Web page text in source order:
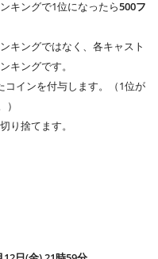
キングで1位になったら500フ
キングではなく、各キャスト
キングです。
インを付与します。（1位が
り捨てます。